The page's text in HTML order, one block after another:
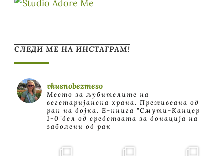
СЛЕДИ МЕ НА ИНСТАГРАМ!
vkusnobezmeso
Место за љубителите на
вегетаријанска храна. Преживеана од
рак на дојка. E-книга "Смути-Канцер
1-0"дел од средствата за донација на
заболени од рак